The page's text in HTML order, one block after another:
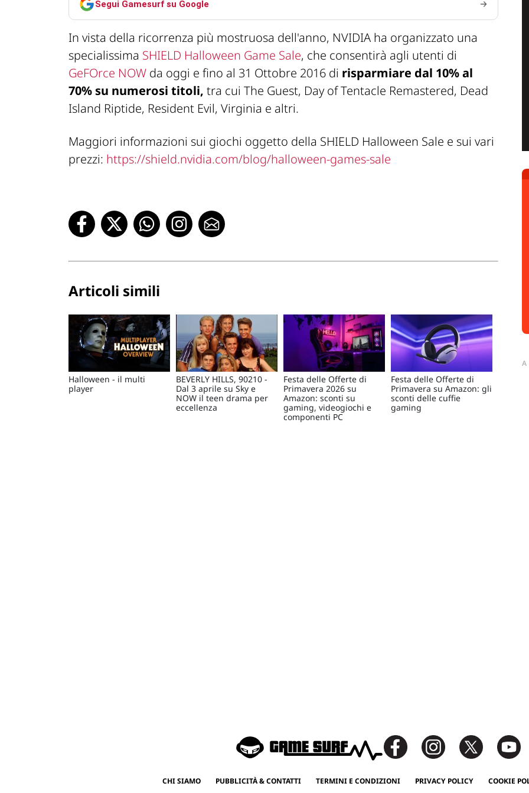
Segui Gamesurf su Google
In vista della ricorrenza più mostruosa dell'anno, NVIDIA ha organizzato una
specialissima SHIELD Halloween Game Sale, che consentirà agli utenti di
GeFOrce NOW da oggi e fino al 31 Ottobre 2016 di risparmiare dal 10% al
70% su numerosi titoli, tra cui The Guest, Day of Tentacle Remastered, Dead
Island Riptide, Resident Evil, Virginia e altri.
Maggiori informazioni sui giochi oggetto della SHIELD Halloween Sale e sui vari
prezzi: https://shield.nvidia.com/blog/halloween-games-sale
Articoli simili
Halloween - il multi
player
BEVERLY HILLS, 90210 -
Dal 3 aprile su Sky e
NOW il teen drama per
eccellenza
Festa delle Offerte di
Primavera 2026 su
Amazon: sconti su
gaming, videogiochi e
componenti PC
Festa delle Offerte di
Primavera su Amazon: gli
sconti delle cuffie
gaming
CHI SIAMO PUBBLICITÀ & CONTATTI TERMINI E CONDIZIONI PRIVACY POLICY COOKIE